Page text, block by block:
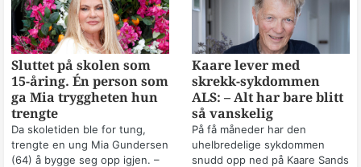
Sluttet på skolen som
15-åring. Én person som
ga Mia tryggheten hun
trengte
Da skoletiden ble for tung,
trengte en ung Mia Gundersen
(64) å bygge seg opp igjen. –
Kaare lever med
skrekk-sykdommen
ALS: – Alt har bare blitt
så vanskelig
På få måneder har den
uhelbredelige sykdommen
snudd opp ned på Kaare Sands